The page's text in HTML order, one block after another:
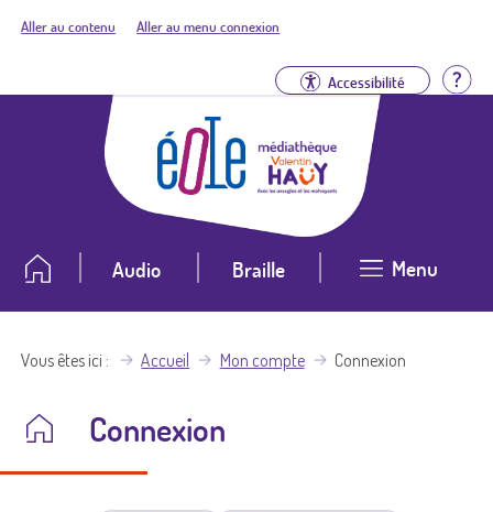
Aller au contenu Aller au menu connexion
Accessibilité
Audio Braille Menu
Vous êtes ici Accueil Mon compte Connexion
Connexion